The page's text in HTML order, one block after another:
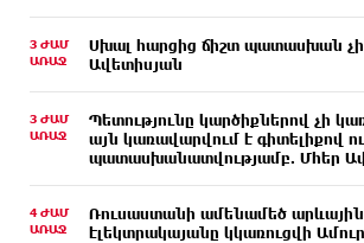
3 ԺԱՄ
ԱՌԱՋ
Սխալ հարցից ճիշտ պատասխան չի
Ավետիսյան
3 ԺԱՄ
ԱՌԱՋ
Պետությունը կարծիքներով չի
այն կառավարվում է գիտելիքով ու
պատասխանատվությամբ. Մհեր
4 ԺԱՄ
ԱՌԱՋ
Ռուսաստանի ամենամեծ արևային
էլեկտրակայանը կկառուցվի